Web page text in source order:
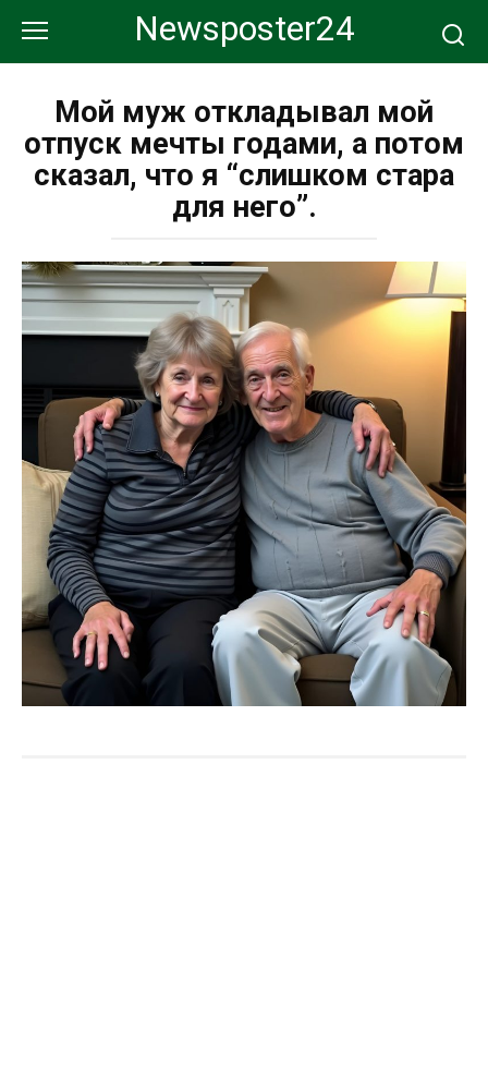
контенту
Newsposter24
Мой муж откладывал мой
отпуск мечты годами, а потом
сказал, что я “слишком стара
для него”.